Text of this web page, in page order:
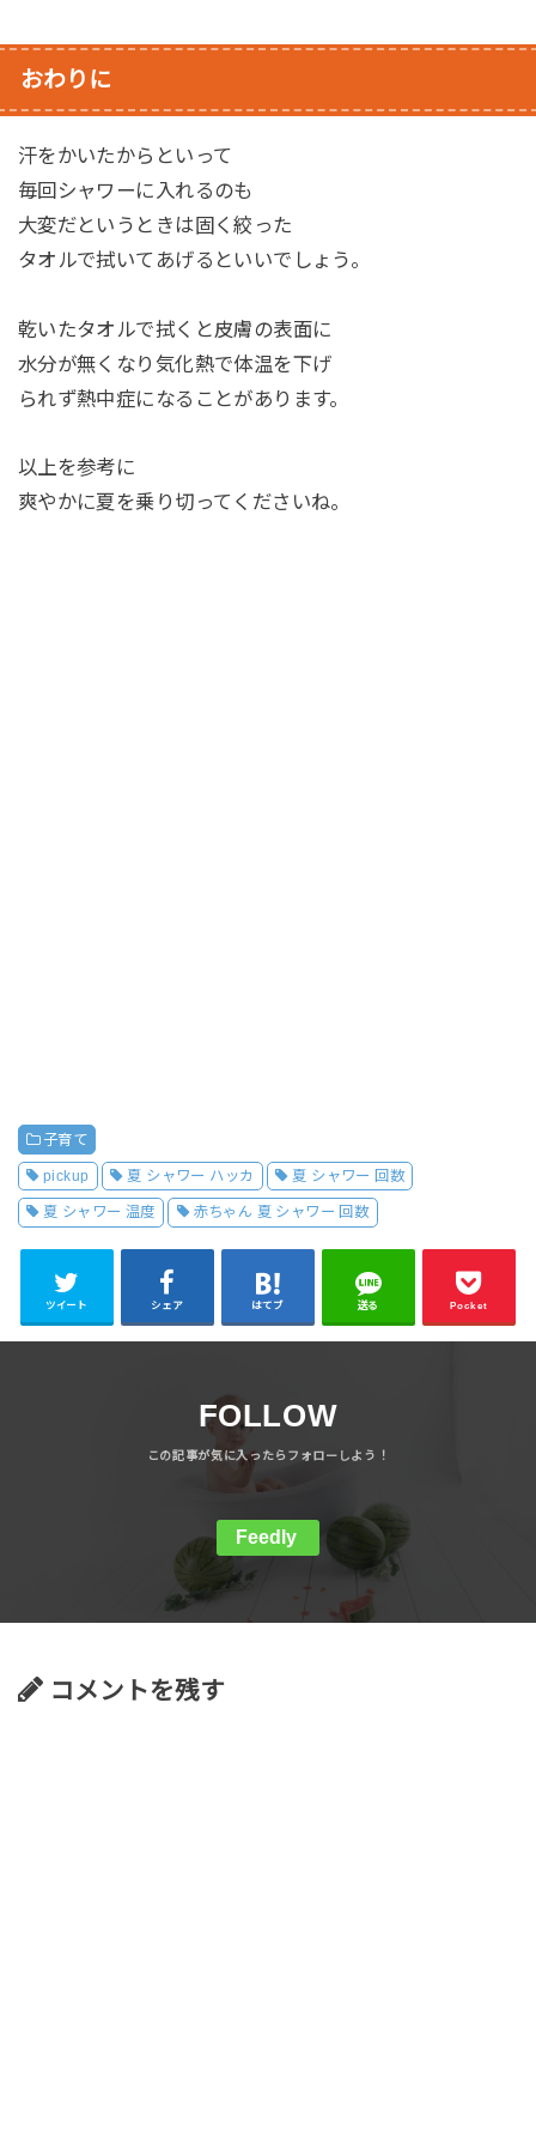
おわりに
汗をかいたからといって
毎回シャワーに入れるのも
大変だというときは固く絞った
タオルで拭いてあげるといいでしょう。
乾いたタオルで拭くと皮膚の表面に
水分が無くなり気化熱で体温を下げ
られず熱中症になることがあります。
以上を参考に
爽やかに夏を乗り切ってくださいね。
子育て
pickup 夏 シャワー ハッカ 夏 シャワー 回数
夏 シャワー 温度 赤ちゃん 夏 シャワー 回数
ツイート シェア はてブ 送る Pocket
FOLLOW
Feedly
コメントを残す